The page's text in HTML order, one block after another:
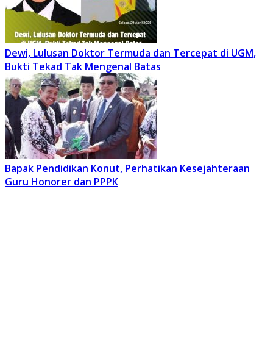
Dewi, Lulusan Doktor Termuda dan Tercepat di UGM,
Bukti Tekad Tak Mengenal Batas
Bapak Pendidikan Konut, Perhatikan Kesejahteraan
Guru Honorer dan PPPK